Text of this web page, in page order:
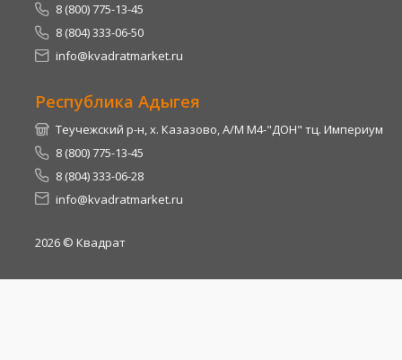
8 (800) 775-13-45
8 (804) 333-06-50
info@kvadratmarket.ru
Республика Адыгея
Теучежский р-н, х. Казазово, А/М М4-"ДОН" тц. Империум
8 (800) 775-13-45
8 (804) 333-06-28
info@kvadratmarket.ru
2026 © Квадрат